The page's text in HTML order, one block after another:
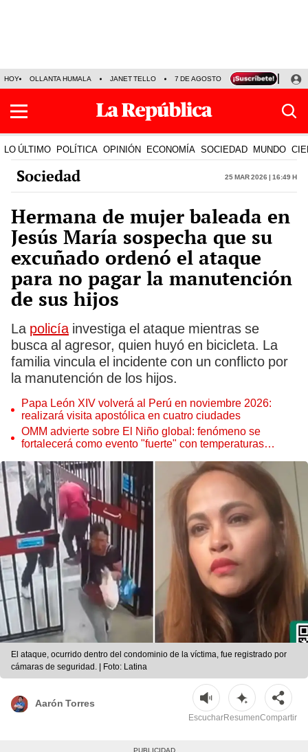
HOY OLLANTA HUMALA JANET TELLO 7 DE AGOSTO TINKA RESULTADOS
LO ÚLTIMO POLÍTICA OPINIÓN ECONOMÍA SOCIEDAD MUNDO
Sociedad 25 Mar 2026 | 16:49 h
Hermana de mujer baleada en
Jesús María sospecha que su
excuñado ordenó el ataque
para no pagar la manutención
de sus hijos
La policíainvestiga el ataque mientras se
busca al agresor, quien huyó en bicicleta. La
familia vincula el incidente con un conflicto por
la manutención de los hijos.
Papa León XIV volverá al Perú en noviembre 2026:
realizará visita apostólica en cuatro ciudades
OMM advierte sobre El Niño global: fenómeno se
fortalecerá como evento "fuerte" con temperaturas
El ataque, ocurrido dentro del condominio de la víctima, fue registrado por
cámaras de seguridad. | Foto: Latina
Aarón Torres
EscucharResumenCompartir